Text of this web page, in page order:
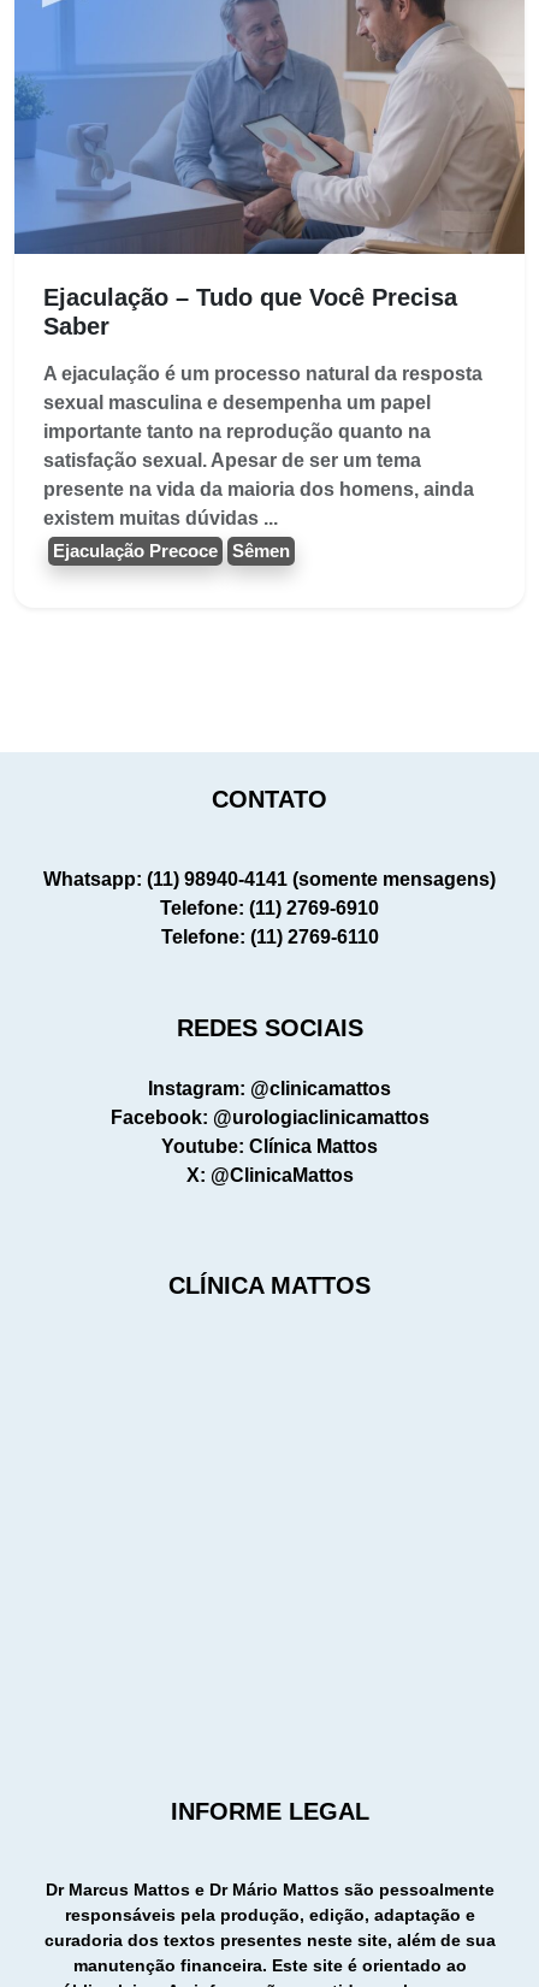
Ejaculação – Tudo que Você Precisa
Saber
A ejaculação é um processo natural da resposta
sexual masculina e desempenha um papel
importante tanto na reprodução quanto na
satisfação sexual. Apesar de ser um tema
presente na vida da maioria dos homens, ainda
existem muitas dúvidas ...
Ejaculação Precoce Sêmen
INFORME LEGAL
Dr Marcus Mattos e Dr Mário Mattos são pessoalmente
responsáveis pela produção, edição, adaptação e
curadoria dos textos presentes neste site, além de sua
manutenção financeira. Este site é orientado ao
CLÍNICA MATTOS
CONTATO
Whatsapp: (11) 98940-4141 (somente mensagens)
Telefone: (11) 2769-6910
Telefone: (11) 2769-6110
REDES SOCIAIS
Instagram: @clinicamattos
Facebook: @urologiaclinicamattos
Youtube: Clínica Mattos
X: @ClinicaMattos